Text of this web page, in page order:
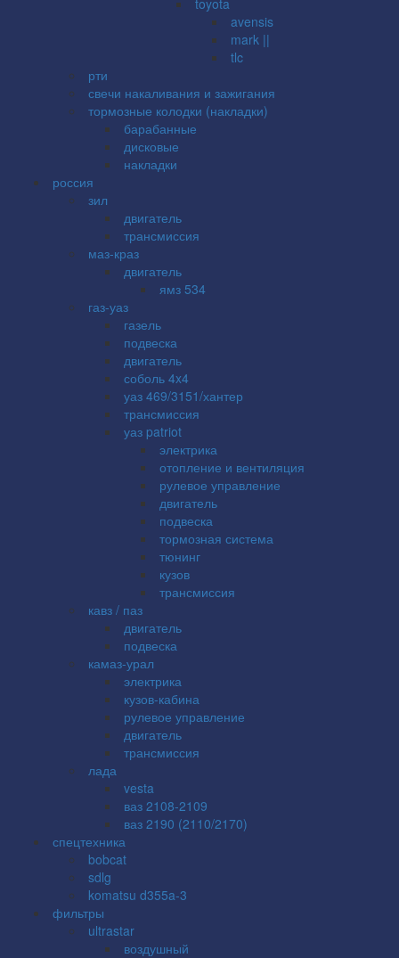
avensis
mark ||
tlc
рти
свечи накаливания и зажигания
тормозные колодки (накладки)
барабанные
дисковые
накладки
россия
зил
двигатель
трансмиссия
маз-краз
двигатель
ямз 534
газ-уаз
газель
подвеска
двигатель
соболь 4x4
уаз 469/3151/хантер
трансмиссия
уаз patriot
электрика
отопление и вентиляция
рулевое управление
двигатель
подвеска
тормозная система
тюнинг
кузов
трансмиссия
кавз / паз
двигатель
подвеска
камаз-урал
электрика
кузов-кабина
рулевое управление
двигатель
трансмиссия
лада
vesta
ваз 2108-2109
ваз 2190 (2110/2170)
спецтехника
bobcat
sdlg
komatsu d355a-3
фильтры
ultrastar
воздушный